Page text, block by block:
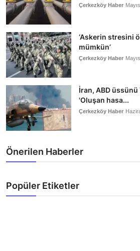
Çerkezköy Haber
‘Askerin stresini
mümkün’
Çerkezköy Haber
İran, ABD üssünü
'Oluşan hasa...
Çerkezköy Haber
Önerilen Haberler
Popüler Etiketler